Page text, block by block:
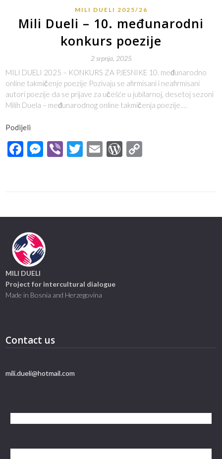
MILI DUELI 2025/26
Mili Dueli – 10. međunarodni
konkurs poezije
2 srpnja, 2025
MILI DUELI 2025 – KONKURS ZA PJESNIKE 10. međunarodno
online takmičenje poezije Pozivaju se afirmisani i neafirmisani
autori poezije da se prijave za učešće u jubilarnoj, desetoj sezoni
Milih Duela – međunarodnog online takmičenja poezije.…
Podijeli
Facebook
Messenger
ViberTwitter
EmailWordPress
MILI DUELI
Project for intercultural dialogue
Made in Bosnia and Herzegovina
Contact us
mili.dueli@hotmail.com